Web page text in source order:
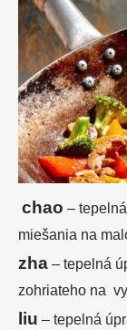
chao –
miešania na
zha – tepelná
zohriateho na
liu – tepelná